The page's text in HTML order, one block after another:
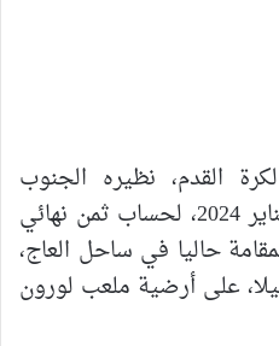
القدم، نظيره الجنوب
إفريقي، اليوم الثلاثاء 30 يناير 2024، لحساب ثمن نهائي
للأمم 2023، المقامة حاليا في ساحل العاج،
على أرضية ملعب لورون